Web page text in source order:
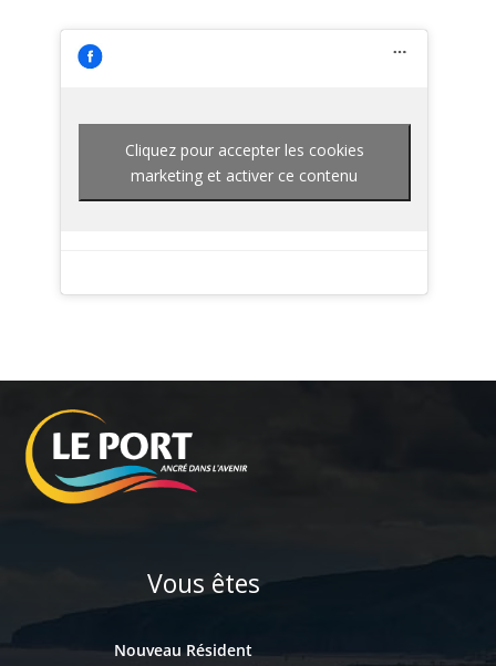
Cliquez pour accepter les cookies
marketing et activer ce contenu
Vous êtes
Nouveau Résident